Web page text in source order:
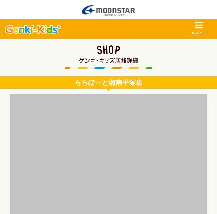
ららぽーと湘南平塚店